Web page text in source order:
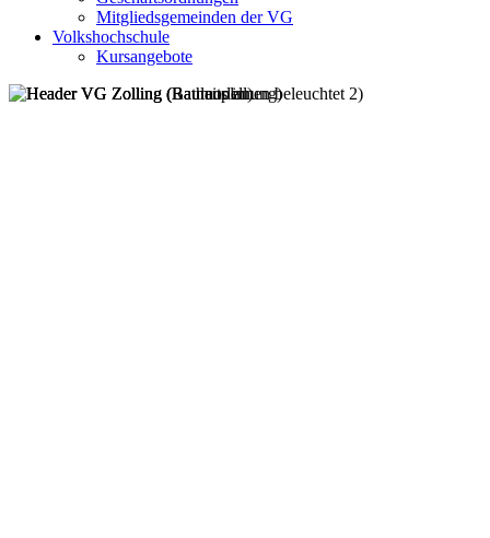
Mitgliedsgemeinden der VG
Volkshochschule
Kursangebote